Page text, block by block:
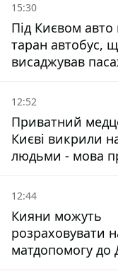
15:30
Під Києвом авто
таран автобус,
висаджував
зупинці -
лікарні
12:52
Приватний
Києві викрили
людьми - мова
сурогатне
12:44
Кияни можуть
розраховувати
матдопомогу до
незалежності -